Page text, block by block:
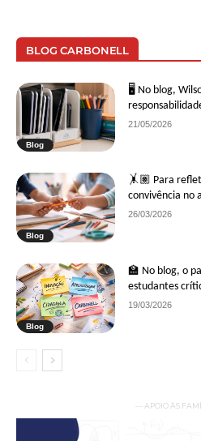
BLOG CARBONELL
Blog
🖥 No blog,
21/05/2026
Blog
🤸🏽 Para
convivência no
26/03/2026
Blog
🏫 No blog, o
estudantes
19/03/2026
— APOIO ÀS